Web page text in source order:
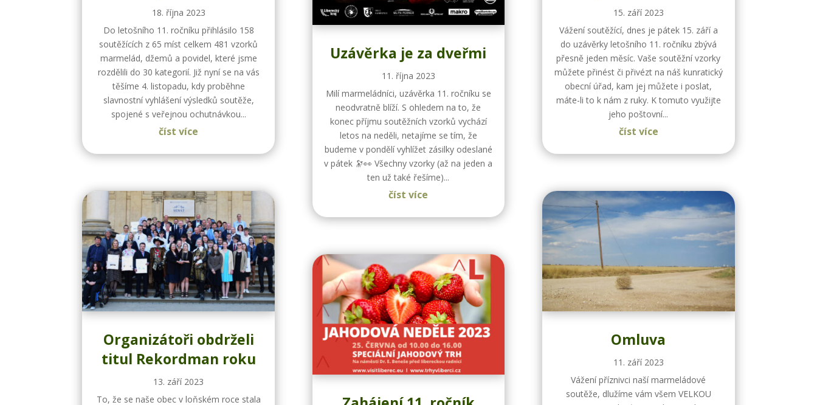
18. října 2023
Do letošního 11. ročníku přihlásilo 158
soutěžících z 65 míst celkem 481 vzorků
marmelád, džemů a povidel, které jsme
rozdělili do 30 kategorií. Již nyní se na vás
těšíme 4. listopadu, kdy proběhne
slavnostní vyhlášení výsledků soutěže,
spojené s veřejnou ochutnávkou...
číst více
Organizátoři obdrželi
titul Rekordman roku
13. září 2023
To, že se naše obec v loňském roce stala
Uzávěrka je za dveřmi
11. října 2023
Milí marmeládníci, uzávěrka 11. ročníku se
neodvratně blíží. S ohledem na to, že
konec příjmu soutěžních vzorků vychází
letos na neděli, netajíme se tím, že
budeme v pondělí vyhlížet zásilky odeslané
v pátek 🔭👀 Všechny vzorky (až na jeden a
ten už také řešíme)...
číst více
15. září 2023
Vážení soutěžící, dnes je pátek 15. září a
do uzávěrky letošního 11. ročníku zbývá
přesně jeden měsíc. Vaše soutěžní vzorky
můžete přinést či přivézt na náš kunratický
obecní úřad, kam jej můžete i poslat,
máte-li to k nám z ruky. K tomuto využijte
jeho poštovní...
číst více
Omluva
11. září 2023
Vážení příznivci naší marmeládové
soutěže, dlužíme vám všem VELKOU